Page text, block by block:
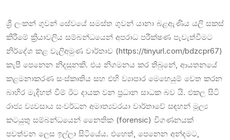
ශ්‍රී ලංකන් ගුවන් සේවයේ සමස්ත ගුවන් යානා බළඇණිය යලි සකස්
කිරීමේ ක්‍රියාවලිය සම්බන්ධයෙන් අපරාධ පරීක්ෂණ පැවැත්වීමට
නිර්දේශ කළ වැලිඅමුණ වාර්තාව (https://tinyurl.com/bdzcpr67)
කැපී පෙනෙන නිදසුනකි. එය නිගමනය කර තිබුනේ, ආයතනයේ
කළමනාකරණ සංස්කෘතිය සහ එහි ව්‍යාපාර මෙහෙයුම් වෙත කරන
බාහිර මැදිහත් වීම් ඊට දායක වන ප්‍රධාන සාධක බව යි. එකල සිටි
රාජ්‍ය ව්‍යවසාය සංවර්ධන අමාත්‍යවරයා වාර්තාවේ සඳහන් මූල්‍ය
කටයුතු සම්බන්ධයෙන් නෛතික (forensic) විගණනයක්
පවත්වන ලෙස ඉල්ලා සිටියේය. එහෙත්, පෙනෙන අන්දමට,